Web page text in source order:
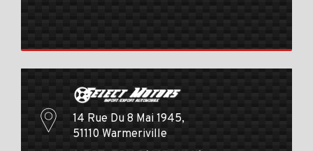
14 Rue Du 8 Mai 1945,
51110 Warmeriville